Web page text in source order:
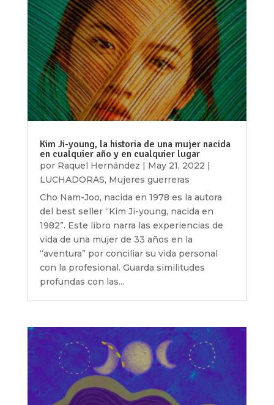
Kim Ji-young, la historia de una mujer nacida
en cualquier año y en cualquier lugar
por Raquel Hernández May 21, 2022
LUCHADORAS, Mujeres guerreras
Cho Nam-Joo, nacida en 1978 es la autora
del best seller “Kim Ji-young, nacida en
1982”. Este libro narra las experiencias de
vida de una mujer de 33 años en la
“aventura” por conciliar su vida personal
con la profesional. Guarda similitudes
profundas con las...